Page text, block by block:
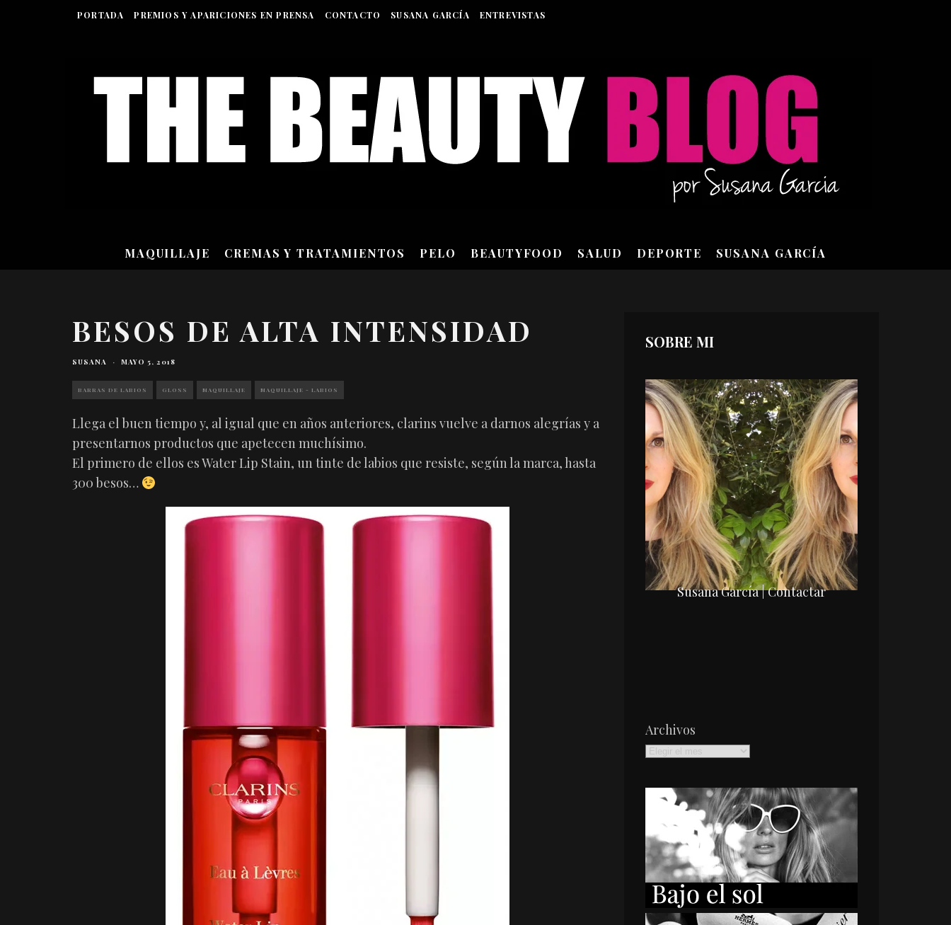
PORTADA PREMIOS Y APARICIONES EN PRENSA CONTACTO SUSANA GARCÍA ENTREVISTAS
MAQUILLAJE CREMAS Y TRATAMIENTOS PELO BEAUTYFOOD SALUD DEPORTE SUSANA GARCÍA
BESOS DE ALTA INTENSIDAD
SUSANA · MAYO 5, 2018
BARRAS DE LABIOS GLOSS MAQUILLAJE MAQUILLAJE - LABIOS
Llega el buen tiempo y, al igual que en años anteriores, clarins vuelve a darnos alegrías y a
presentarnos productos que apetecen muchísimo.
El primero de ellos es Water Lip Stain, un tinte de labios que resiste, según la marca, hasta
300 besos…
SOBRE MI
Susana García | Contactar
Archivos